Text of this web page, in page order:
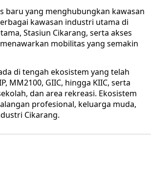
baru yang menghubungkan kawasan
kawasan industri utama di
Stasiun Cikarang, serta akses
mobilitas yang semakin
di tengah ekosistem yang telah
MM2100, GIIC, hingga KIIC, serta
dan area rekreasi. Ekosistem
profesional, keluarga muda,
Cikarang.